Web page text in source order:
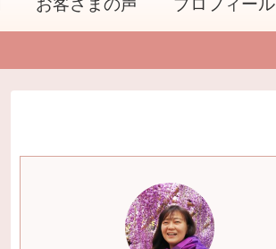
お客さまの声 プロフィール